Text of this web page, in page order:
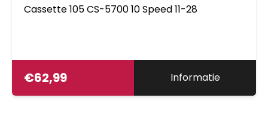
Cassette 105 CS-5700 10 Speed 11-28
€62,99 Informatie